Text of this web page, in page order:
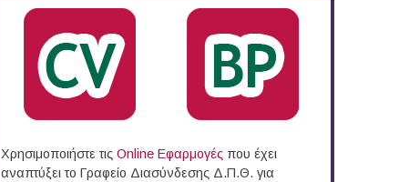
Χρησιμοποιήστε τις Online Eφαρμογές που έχει
αναπτύξει το Γραφείο Διασύνδεσης Δ.Π.Θ. για